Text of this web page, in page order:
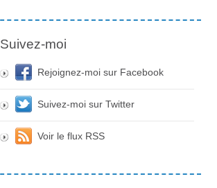
Suivez-moi
Rejoignez-moi sur Facebook
Suivez-moi sur Twitter
Voir le flux RSS